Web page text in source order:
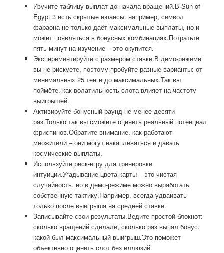
Изучите таблицу выплат до начала вращений.В Sun of
Egypt 3 есть скрытые нюансы: например, символ
фараона не только даёт максимальные выплаты, но и
может появляться в бонусных комбинациях.Потратьте
пять минут на изучение – это окупится.
Экспериментируйте с размером ставки.В демо-режиме
вы не рискуете, поэтому пробуйте разные варианты: от
минимальных 25 тенге до максимальных.Так вы
поймёте, как волатильность слота влияет на частоту
выигрышей.
Активируйте бонусный раунд не менее десяти
раз.Только так вы сможете оценить реальный потенциал
фриспинов.Обратите внимание, как работают
множители – они могут накапливаться и давать
космические выплаты.
Используйте риск-игру для тренировки
интуиции.Угадывание цвета карты – это чистая
случайность, но в демо-режиме можно выработать
собственную тактику.Например, всегда удваивать
только после выигрыша на средней ставке.
Записывайте свои результаты.Ведите простой блокнот:
сколько вращений сделали, сколько раз выпал бонус,
какой был максимальный выигрыш.Это поможет
объективно оценить слот без иллюзий.